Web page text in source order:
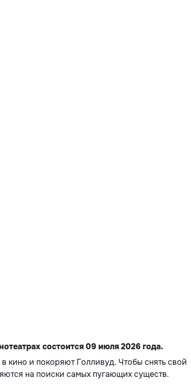
состоится 09 июля 2026 года.
кино и покоряют Голливуд. Чтобы снять свой
на поиски самых пугающих существ.